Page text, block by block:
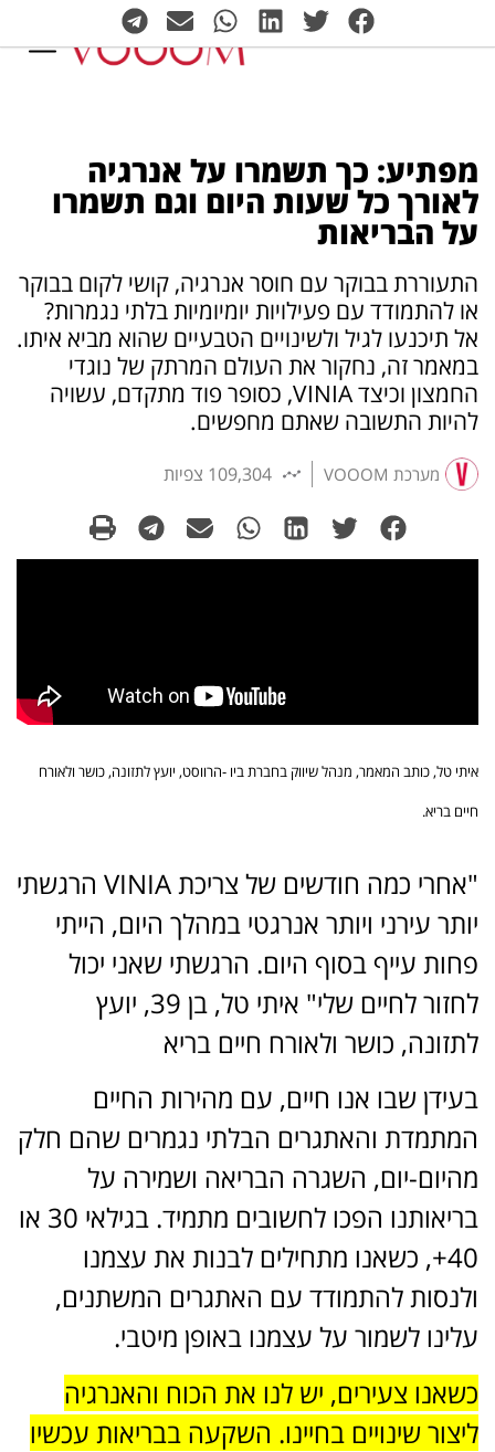
מפתיע: כך תשמרו על אנרגיה
לאורך כל שעות היום וגם תשמרו
על הבריאות
התעוררת בבוקר עם חוסר אנרגיה, קושי לקום בבוקר
או להתמודד עם פעילויות יומיומיות בלתי נגמרות?
אל תיכנעו לגיל ולשינויים הטבעיים שהוא מביא איתו.
במאמר זה, נחקור את העולם המרתק של נוגדי
החמצון וכיצד VINIA, כסופר פוד מתקדם, עשויה
להיות התשובה שאתם מחפשים.
מערכת VOOOM 109,304 צפיות
איתי טל, כותב המאמר, מנהל שיווק בחברת ביו -הרווסט, יועץ לתזונה, כושר ולאורח
חיים בריא.
"אחרי כמה חודשים של צריכת VINIA הרגשתי
יותר עירני ויותר אנרגטי במהלך היום, הייתי
פחות עייף בסוף היום. הרגשתי שאני יכול
לחזור לחיים שלי" איתי טל, בן 39, יועץ
לתזונה, כושר ולאורח חיים בריא
בעידן שבו אנו חיים, עם מהירות החיים
המתמדת והאתגרים הבלתי נגמרים שהם חלק
מהיום-יום, השגרה הבריאה ושמירה על
בריאותנו הפכו לחשובים מתמיד. בגילאי 30 או
40+, כשאנו מתחילים לבנות את עצמנו
ולנסות להתמודד עם האתגרים המשתנים,
עלינו לשמור על עצמנו באופן מיטבי.
כשאנו צעירים, יש לנו את הכוח והאנרגיה
ליצור שינויים בחיינו. השקעה בבריאות עכשיו